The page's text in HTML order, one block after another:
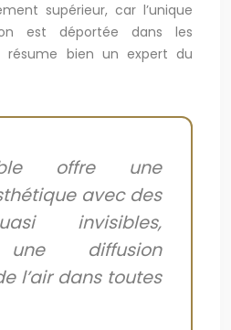
supérieur, car l’unique
est déportée dans les
résume bien un expert du
offre une
avec des
invisibles,
diffusion
l’air dans toutes